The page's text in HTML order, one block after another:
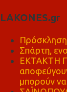
LAKONES.gr
Πρόσκληση
Σπάρτη,
ΕΚΤΑΚΤΗ
μπορούν